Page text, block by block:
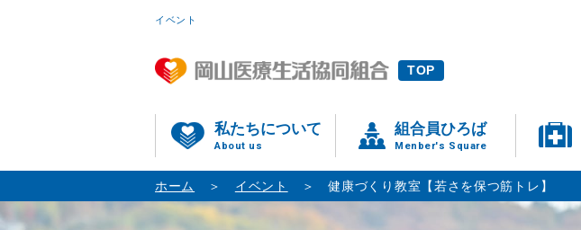
イベント
TOP
私たちについて
About us
組合員ひろば
Menber's Square
ホーム イベント 健康づくり教室【若さを保つ筋トレ】